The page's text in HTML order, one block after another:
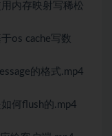
内存映射写稀松
os cache写数
的格式.mp4
何flush的.mp4